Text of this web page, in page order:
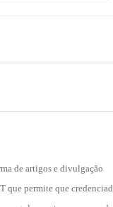
de artigos e divulgação
que permite que